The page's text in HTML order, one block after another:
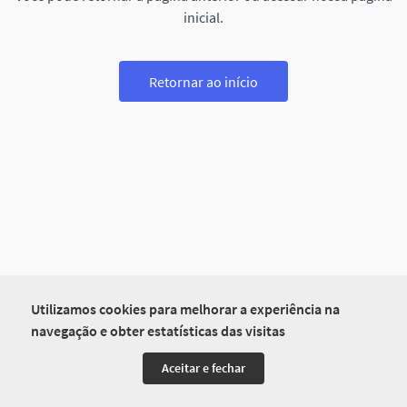
Utilizamos cookies para melhorar a experiência na
navegação e obter estatísticas das visitas
Aceitar e fechar
inicial.
Retornar ao início